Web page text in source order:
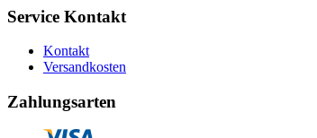
Service Kontakt
Kontakt
Versandkosten
Zahlungsarten